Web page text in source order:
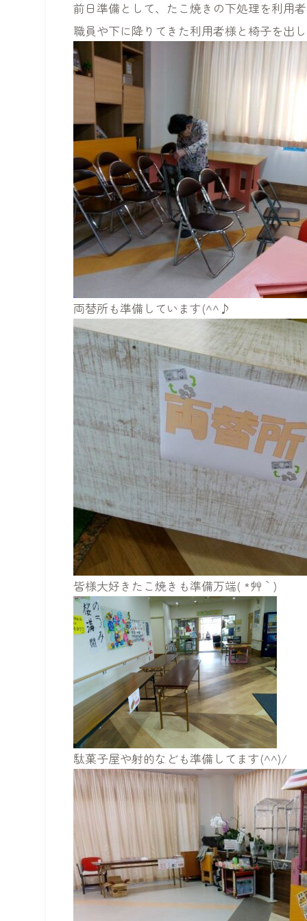
前日準備として、たこ焼きの下処理を利用
職員や下に降りてきた利用者様と椅子を出
両替所も準備しています(^^♪
皆様大好きたこ焼きも準備万端( *´艸｀)
駄菓子屋や射的なども準備してます(^^)/